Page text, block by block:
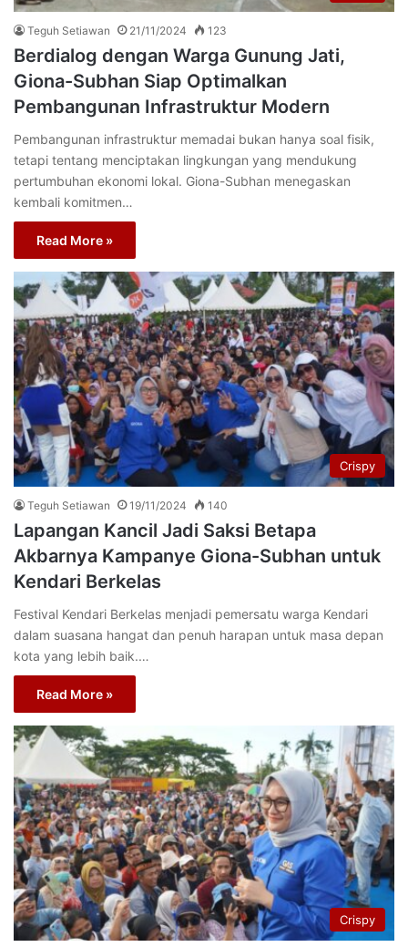
Teguh Setiawan 21/11/2024 123
Berdialog dengan Warga Gunung Jati,
Giona-Subhan Siap Optimalkan
Pembangunan Infrastruktur Modern
Pembangunan infrastruktur memadai bukan hanya soal fisik,
tetapi tentang menciptakan lingkungan yang mendukung
pertumbuhan ekonomi lokal. Giona-Subhan menegaskan
kembali komitmen…
Read More »
Crispy
Teguh Setiawan 19/11/2024 140
Lapangan Kancil Jadi Saksi Betapa
Akbarnya Kampanye Giona-Subhan untuk
Kendari Berkelas
Festival Kendari Berkelas menjadi pemersatu warga Kendari
dalam suasana hangat dan penuh harapan untuk masa depan
kota yang lebih baik.…
Read More »
Crispy